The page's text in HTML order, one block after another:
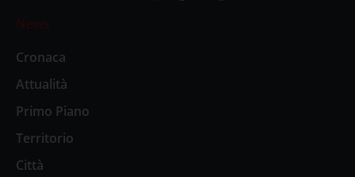
News
Cronaca
Attualità
Primo Piano
Territorio
Città